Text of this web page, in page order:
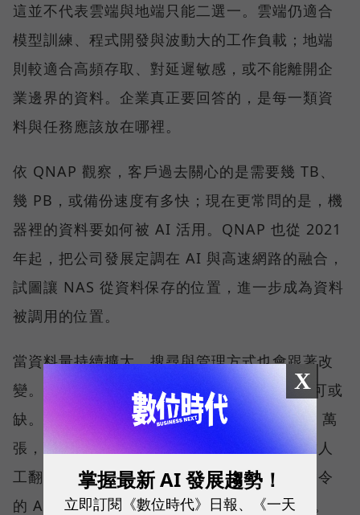
這並不代表雲端與地端只能二選一。雲端仍適合
模型訓練、程式開發與波動大的工作負載；地端
則較適合高頻存取、對延遲敏感，或不能離開企
業邊界的資料。企業真正要回答的，是每一類資
料與任務應該放在哪裡。
依 QNAP 觀察，客戶過去關心的是需要幾 TB、
幾 PB，或備份速度有多快；現在更常問的是，機
器裡的資料要如何被 AI 活用。QNAP 也從 2021
年起，把公司發展定調在 AI 與高速網路的融合，
試圖讓 NAS 從資料保存的位置，進一步成為資料
被調用的位置。
當資料量持續擴大，搜尋與管理方式也會跟著改
變。「在 NAS 裡放入 AI Agent 會越來越不可或
缺。」劉文義舉例，當照片累積到 10 萬、20 萬
張，要找出其中幾張特定畫面，已不可能只靠人
工翻找。此時，能理解內容、接受自然語言指令
的 AI 工具，會從加分功能逐漸變成必要條件。
X
掌握最新 AI 發展趨勢！
立即訂閱《數位時代》日報、《一天